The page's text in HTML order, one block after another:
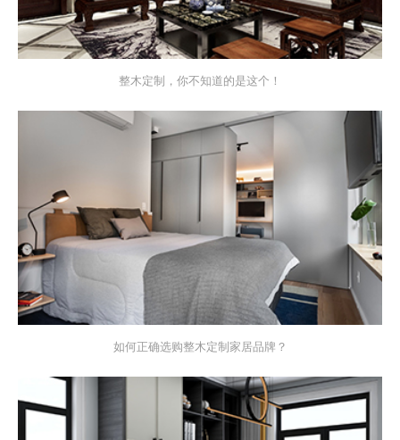
整木定制，你不知道的是这个！
如何正确选购整木定制家居品牌？